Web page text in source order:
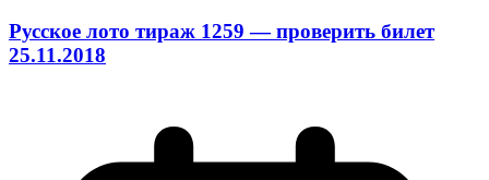
Русское лото тираж 1259 — проверить билет
25.11.2018